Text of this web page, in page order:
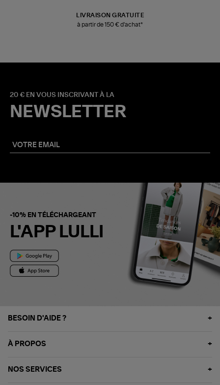
LIVRAISON GRATUITE
à partir de 150 € d'achat*
20 € EN VOUS INSCRIVANT À LA
NEWSLETTER
-10% EN TÉLÉCHARGEANT
L'APP LULLI
BESOIN D'AIDE ?
À PROPOS
NOS SERVICES